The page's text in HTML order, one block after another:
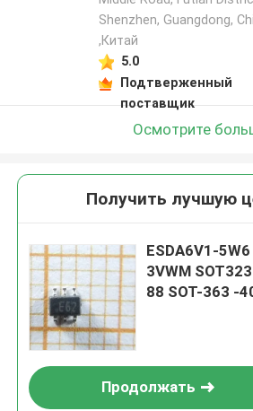
Shenzhen, Guangdong,
,Китай
5.0
Подтверженный
поставщик
Осмотрите
Получить лучшую
ESDA6V1-
3VWM
88 SOT-363 -
Продолжать